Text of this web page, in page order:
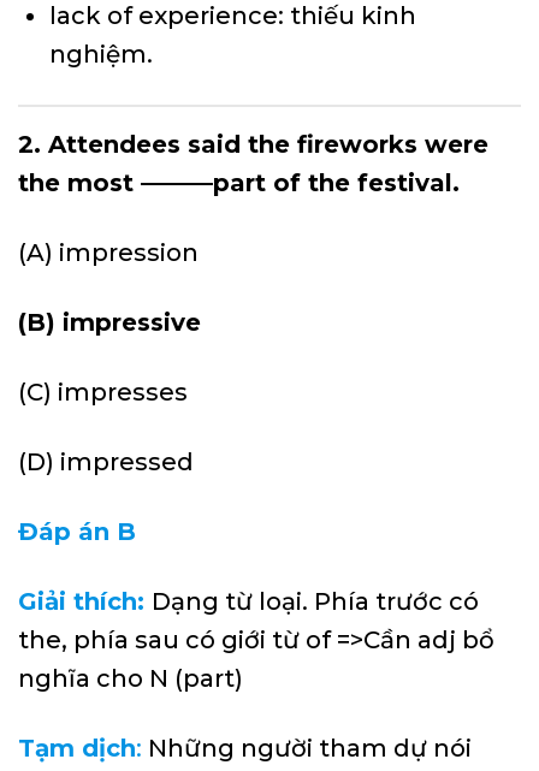
lack of experience: thiếu kinh
nghiệm.
2. Attendees said the fireworks were
the most ———part of the festival.
(A) impression
(B) impressive
(C) impresses
(D) impressed
Đáp án B
Giải thích: Dạng từ loại. Phía trước có
the, phía sau có giới từ of =>Cần adj bổ
nghĩa cho N (part)
Tạm dịch: Những người tham dự nói